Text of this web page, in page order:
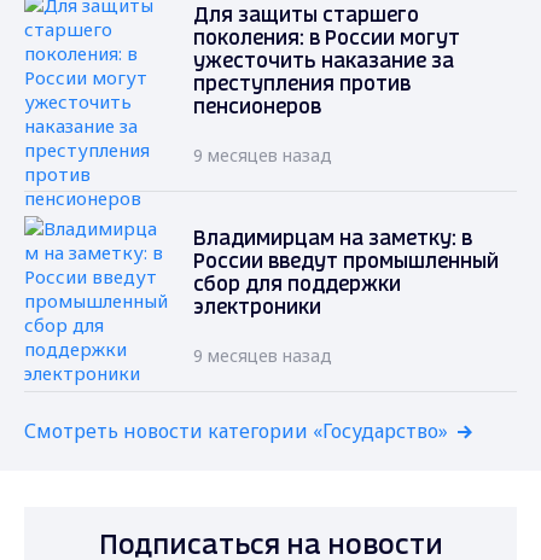
Для защиты старшего
поколения: в России могут
ужесточить наказание за
преступления против
пенсионеров
9 месяцев назад
Владимирцам на заметку: в
России введут промышленный
сбор для поддержки
электроники
9 месяцев назад
Смотреть новости категории «Государство»
Подписаться на новости